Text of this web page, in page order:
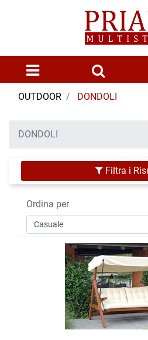
Open menu
OUTDOOR DONDOLI
DONDOLI
Filtra i
Ordina per